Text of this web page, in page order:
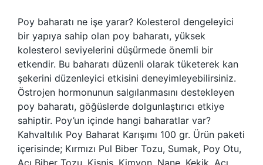
Poy baharatı ne işe yarar? Kolesterol dengeleyici
bir yapıya sahip olan poy baharatı, yüksek
kolesterol seviyelerini düşürmede önemli bir
etkendir. Bu baharatı düzenli olarak tüketerek kan
şekerini düzenleyici etkisini deneyimleyebilirsiniz.
Östrojen hormonunun salgılanmasını destekleyen
poy baharatı, göğüslerde dolgunlaştırıcı etkiye
sahiptir. Poy’un içinde hangi baharatlar var?
Kahvaltılık Poy Baharat Karışımı 100 gr. Ürün paketi
içerisinde; Kırmızı Pul Biber Tozu, Sumak, Poy Otu,
Acı Biber Tozu, Kişniş, Kimyon, Nane, Kekik, Acı